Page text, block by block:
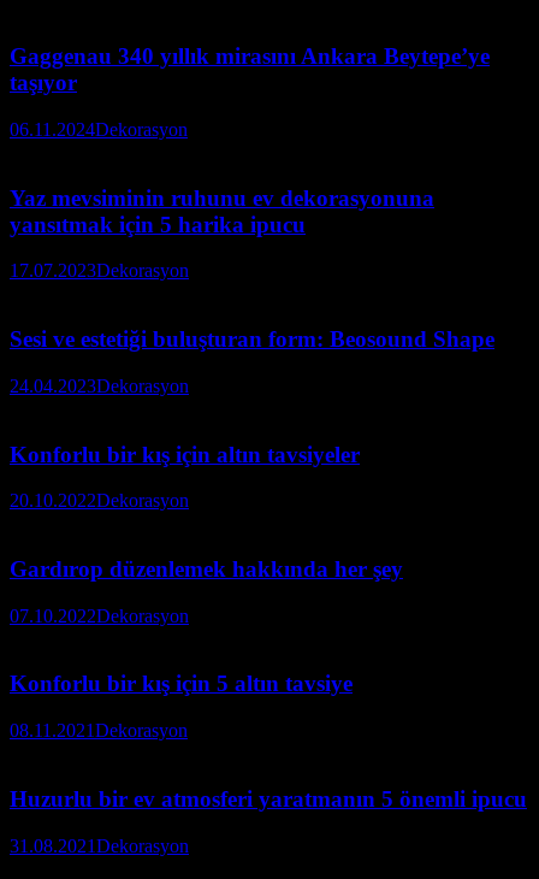
Gaggenau 340 yıllık mirasını Ankara Beytepe’ye
taşıyor
06.11.2024Dekorasyon
Yaz mevsiminin ruhunu ev dekorasyonuna
yansıtmak için 5 harika ipucu
17.07.2023Dekorasyon
Sesi ve estetiği buluşturan form: Beosound Shape
24.04.2023Dekorasyon
Konforlu bir kış için altın tavsiyeler
20.10.2022Dekorasyon
Gardırop düzenlemek hakkında her şey
07.10.2022Dekorasyon
Konforlu bir kış için 5 altın tavsiye
08.11.2021Dekorasyon
Huzurlu bir ev atmosferi yaratmanın 5 önemli ipucu
31.08.2021Dekorasyon